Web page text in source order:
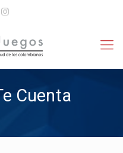
Cuenta